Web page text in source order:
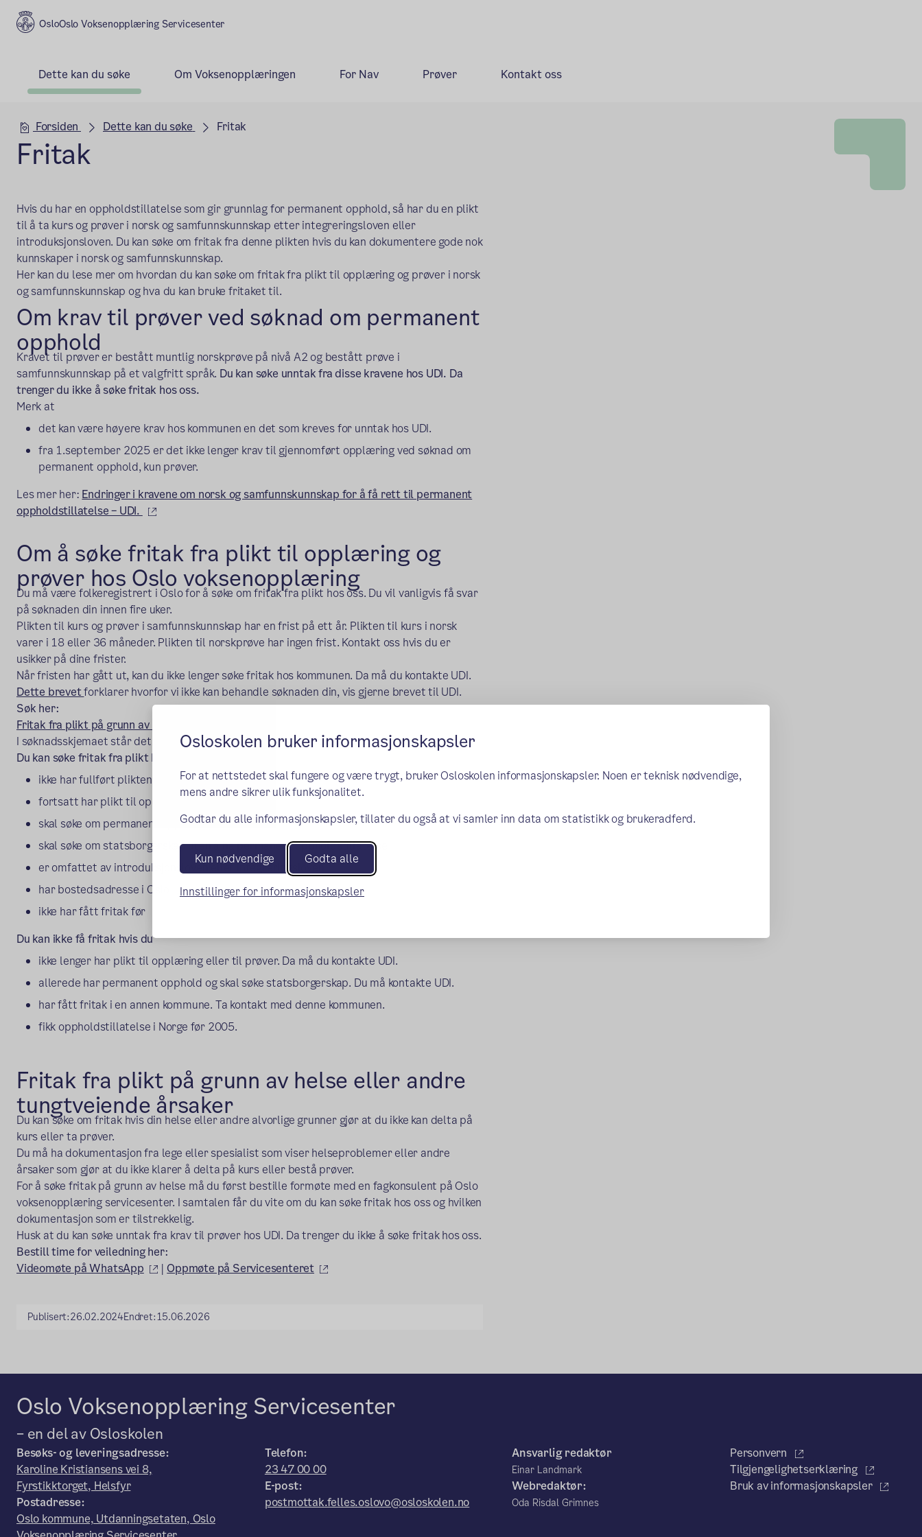
Osloskolen bruker informasjonskapsler
For at nettstedet skal fungere og være trygt, bruker Osloskolen informasjonskapsler. Noen er teknisk nødvendige,
mens andre sikrer ulik funksjonalitet.
Godtar du alle informasjonskapsler, tillater du også at vi samler inn data om statistikk og brukeradferd.
Kun nødvendige Godta alle
Innstillinger for informasjonskapsler
Oslo Voksenopplæring Servicesenter
Dette kan du søke Om Voksenopplæringen For Nav Prøver Kontakt oss
Hovedseksjon
Forsiden Dette kan du søke Fritak
Fritak
Hvis du har en oppholdstillatelse som gir grunnlag for permanent opphold, så har du en plikt
til å ta kurs og prøver i norsk og samfunnskunnskap etter integreringsloven eller
introduksjonsloven. Du kan søke om fritak fra denne plikten hvis du kan dokumentere gode nok
kunnskaper i norsk og samfunnskunnskap.
Her kan du lese mer om hvordan du kan søke om fritak fra plikt til opplæring og prøver i norsk
og samfunnskunnskap og hva du kan bruke fritaket til.
Om krav til prøver ved søknad om permanent
opphold
Kravet til prøver er bestått muntlig norskprøve på nivå A2 og bestått prøve i
samfunnskunnskap på et valgfritt språk. Du kan søke unntak fra disse kravene hos UDI. Da
trenger du ikke å søke fritak hos oss.
Merk at
det kan være høyere krav hos kommunen en det som kreves for unntak hos UDI.
fra 1.september 2025 er det ikke lenger krav til gjennomført opplæring ved søknad om
permanent opphold, kun prøver.
Les mer her: Endringer i kravene om norsk og samfunnskunnskap for å få rett til permanent
oppholdstillatelse – UDI.
(ekstern lenke)
Om å søke fritak fra plikt til opplæring og
prøver hos Oslo voksenopplæring
Du må være folkeregistrert i Oslo for å søke om fritak fra plikt hos oss. Du vil vanligvis få svar
på søknaden din innen fire uker.
Plikten til kurs og prøver i samfunnskunnskap har en frist på ett år. Plikten til kurs i norsk
varer i 18 eller 36 måneder. Plikten til norskprøve har ingen frist. Kontakt oss hvis du er
usikker på dine frister.
Når fristen har gått ut, kan du ikke lenger søke fritak hos kommunen. Da må du kontakte UDI.
Dette brevetforklarer hvorfor vi ikke kan behandle søknaden din, vis gjerne brevet til UDI.
Søk her:
Fritak fra plikt på grunn av kunnskap
I søknadsskjemaet står det hvilken dokumentasjon du må levere med søknaden.
Du kan søke fritak fra plikt hvis du
ikke har fullført plikten din
fortsatt har plikt til opplæring eller prøver
skal søke om permanent oppholdstillatelse
skal søke om statsborgerskap uten å ha permanent oppholdstillatelse
er omfattet av introduksjonsloven eller integreringsloven
har bostedsadresse i Oslo
ikke har fått fritak før
Du kan ikke få fritak hvis du
ikke lenger har plikt til opplæring eller til prøver. Da må du kontakte UDI.
allerede har permanent opphold og skal søke statsborgerskap. Du må kontakte UDI.
har fått fritak i en annen kommune. Ta kontakt med denne kommunen.
fikk oppholdstillatelse i Norge før 2005.
Fritak fra plikt på grunn av helse eller andre
tungtveiende årsaker
Du kan søke om fritak hvis din helse eller andre alvorlige grunner gjør at du ikke kan delta på
kurs eller ta prøver.
Du må ha dokumentasjon fra lege eller spesialist som viser helseproblemer eller andre
årsaker som gjør at du ikke klarer å delta på kurs eller bestå prøver.
For å søke fritak på grunn av helse må du først bestille formøte med en fagkonsulent på Oslo
voksenopplæring servicesenter. I samtalen får du vite om du kan søke fritak hos oss og hvilken
dokumentasjon som er tilstrekkelig.
Husk at du kan søke unntak fra krav til prøver hos UDI. Da trenger du ikke å søke fritak hos oss.
Bestill time for veiledning her:
Videomøte på WhatsApp
(ekstern lenke)
|Oppmøte på Servicesenteret (ekstern lenke)
Publisert:26.02.2024Endret:15.06.2026
Oslo Voksenopplæring Servicesenter
– en del av Osloskolen
Besøks- og leveringsadresse:
Karoline Kristiansens vei 8,
Fyrstikktorget, Helsfyr
Postadresse:
Oslo kommune, Utdanningsetaten, Oslo
Telefon:
23 47 00 00
E-post:
postmottak.felles.oslovo@osloskolen.no
Ansvarlig redaktør
Einar Landmark
Webredaktør:
Oda Risdal Grimnes
Personvern
Tilgjengelighetserklæring
Bruk av informasjonskapsler